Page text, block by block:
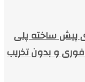
پیش ساخته پلی
و بدون تخریب